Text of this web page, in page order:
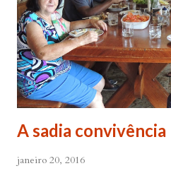
Fazermos coisas novas! Não
juventude seguindo padrões!
novidade e nós também temos!
domingo das minhas férias,
essas falas do C...
A sadia convivência
janeiro 20, 2016